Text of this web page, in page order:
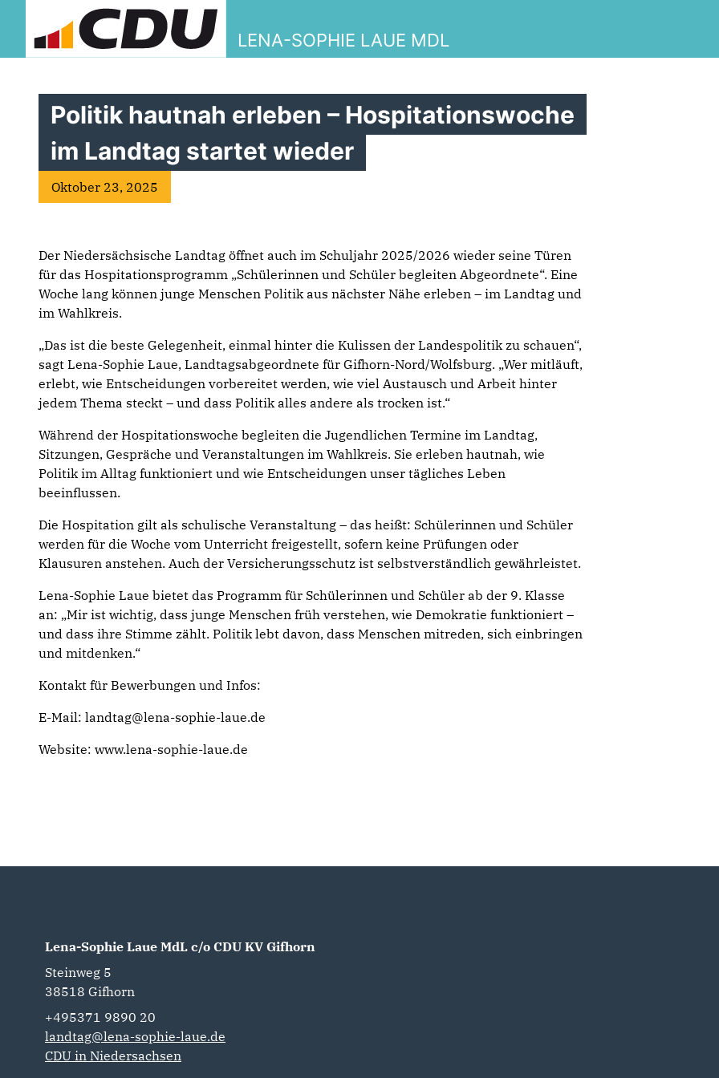
LENA-SOPHIE LAUE MDL
Politik hautnah erleben – Hospitationswoche
im Landtag startet wieder
Oktober 23, 2025
Der Niedersächsische Landtag öffnet auch im Schuljahr 2025/2026 wieder seine Türen
für das Hospitationsprogramm „Schülerinnen und Schüler begleiten Abgeordnete“. Eine
Woche lang können junge Menschen Politik aus nächster Nähe erleben – im Landtag und
im Wahlkreis.
„Das ist die beste Gelegenheit, einmal hinter die Kulissen der Landespolitik zu schauen“,
sagt Lena-Sophie Laue, Landtagsabgeordnete für Gifhorn-Nord/Wolfsburg. „Wer mitläuft,
erlebt, wie Entscheidungen vorbereitet werden, wie viel Austausch und Arbeit hinter
jedem Thema steckt – und dass Politik alles andere als trocken ist.“
Während der Hospitationswoche begleiten die Jugendlichen Termine im Landtag,
Sitzungen, Gespräche und Veranstaltungen im Wahlkreis. Sie erleben hautnah, wie
Politik im Alltag funktioniert und wie Entscheidungen unser tägliches Leben
beeinflussen.
Die Hospitation gilt als schulische Veranstaltung – das heißt: Schülerinnen und Schüler
werden für die Woche vom Unterricht freigestellt, sofern keine Prüfungen oder
Klausuren anstehen. Auch der Versicherungsschutz ist selbstverständlich gewährleistet.
Lena-Sophie Laue bietet das Programm für Schülerinnen und Schüler ab der 9. Klasse
an: „Mir ist wichtig, dass junge Menschen früh verstehen, wie Demokratie funktioniert –
und dass ihre Stimme zählt. Politik lebt davon, dass Menschen mitreden, sich einbringen
und mitdenken.“
Kontakt für Bewerbungen und Infos:
E-Mail: landtag@lena-sophie-laue.de
Website: www.lena-sophie-laue.de
Lena-Sophie Laue MdL c/o CDU KV Gifhorn
Steinweg 5
38518 Gifhorn
+495371 9890 20
landtag@lena-sophie-laue.de
CDU in Niedersachsen